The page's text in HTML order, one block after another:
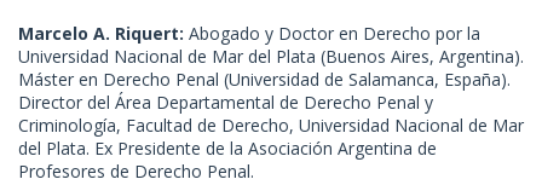
Marcelo A. Riquert: Abogado y Doctor en Derecho por la
Universidad Nacional de Mar del Plata (Buenos Aires, Argentina).
Máster en Derecho Penal (Universidad de Salamanca, España).
Director del Área Departamental de Derecho Penal y
Criminología, Facultad de Derecho, Universidad Nacional de Mar
del Plata. Ex Presidente de la Asociación Argentina de
Profesores de Derecho Penal.